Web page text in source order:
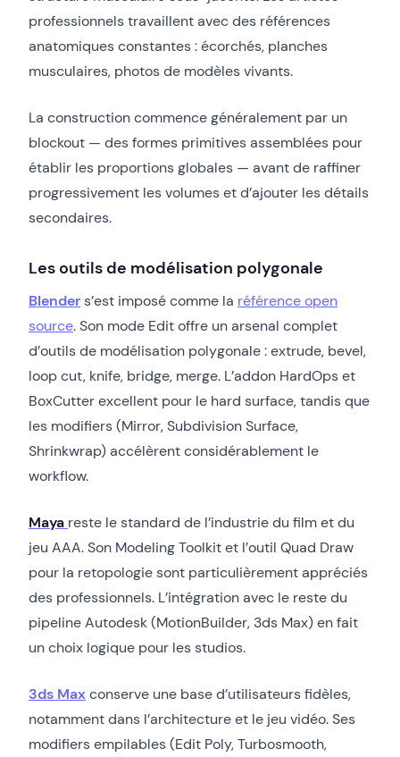
professionnels travaillent avec des références
anatomiques constantes : écorchés, planches
musculaires, photos de modèles vivants.
La construction commence généralement par un
blockout — des formes primitives assemblées pour
établir les proportions globales — avant de raffiner
progressivement les volumes et d’ajouter les détails
secondaires.
Les outils de modélisation polygonale
Blenders’est imposé comme la référence open
source. Son mode Edit offre un arsenal complet
d’outils de modélisation polygonale : extrude, bevel,
loop cut, knife, bridge, merge. L’addon HardOps et
BoxCutter excellent pour le hard surface, tandis que
les modifiers (Mirror, Subdivision Surface,
Shrinkwrap) accélèrent considérablement le
workflow.
Maya reste le standard de l’industrie du film et du
jeu AAA. Son Modeling Toolkit et l’outil Quad Draw
pour la retopologie sont particulièrement appréciés
des professionnels. L’intégration avec le reste du
pipeline Autodesk (MotionBuilder, 3ds Max) en fait
un choix logique pour les studios.
3ds Maxconserve une base d’utilisateurs fidèles,
notamment dans l’architecture et le jeu vidéo. Ses
modifiers empilables (Edit Poly, Turbosmooth,